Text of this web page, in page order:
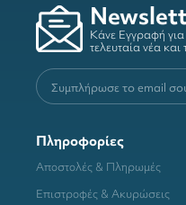
Κάνε Εγγραφή
τελευταία νέα
Πληροφορίες
Αποστολές & Πληρωμές
Επιστροφές & Ακυρώσεις